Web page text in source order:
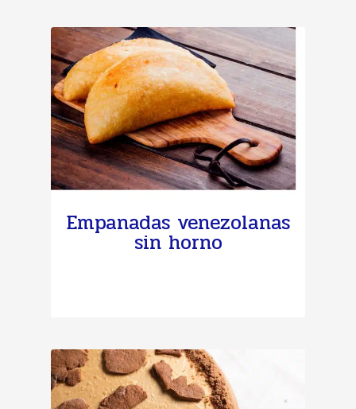
Empanadas venezolanas
sin horno